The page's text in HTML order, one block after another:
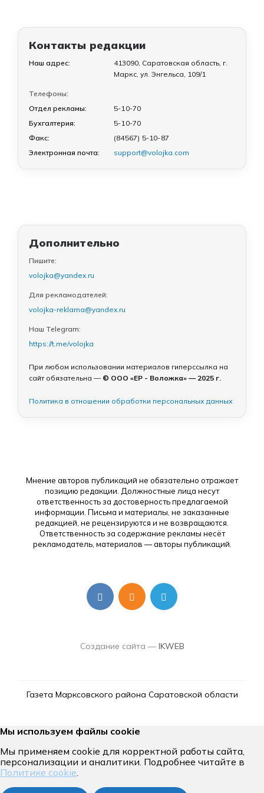
Контакты редакции
Наш адрес:
413090, Саратовская область, г.
Маркс, ул. Энгельса, 109/1
Телефоны:
Отдел рекламы:
5-10-70
Бухгалтерия:
5-10-70
Факс:
(84567) 5-10-87
Электронная почта:
support@volojka.com
Дополнительно
Пишите:
volojka@yandex.ru
Для рекламодателей:
volojka-reklama@yandex.ru
Наш Telegram:
https://t.me/volojka
При любом использовании материалов гиперссылка на
сайт обязательна — © ООО «ЕР - Воложка» — 2025 г.
Политика в отношении обработки персональных данных
Мнение авторов публикаций не обязательно отражает
позицию редакции. Должностные лица несут
ответственность за достоверность предлагаемой
информации. Письма и материалы, не заказанные
редакцией, не рецензируются и не возвращаются.
Ответственность за содержание рекламы несёт
рекламодатель, материалов — авторы публикаций.
Создание сайта — IKWEB
Газета Марксовского района Саратовской области
Мы используем файлы cookie
Мы применяем cookie для корректной работы сайта,
персонализации и аналитики. Подробнее читайте в
Политике cookie.